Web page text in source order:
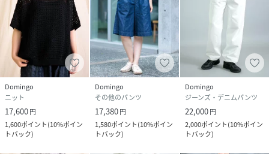
Domingo
ニット
17,600円
1,600ポイント(10%ポイン
トバック)
Domingo
その他のパンツ
17,380円
1,580ポイント(10%ポイン
トバック)
Domingo
ジーンズ・デニムパンツ
22,000円
2,000ポイント(10%ポイン
トバック)